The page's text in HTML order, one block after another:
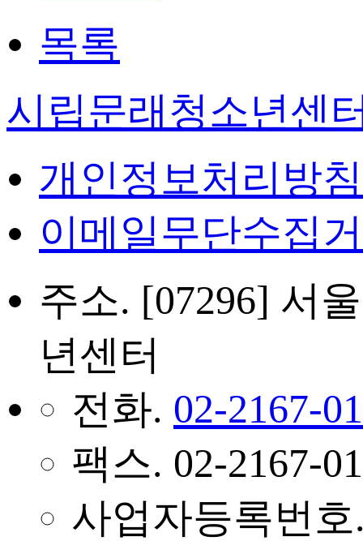
목록
시립문래청소년센
개인정보처리방침
이메일무단수집
주소. [07296] 서
년센터
전화. 02-2167-
팩스. 02-2167-
사업자등록번호